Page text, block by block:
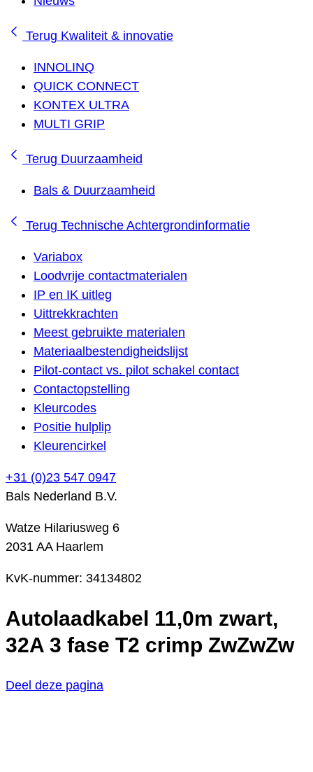
Terug Kwaliteit & innovatie
INNOLINQ
QUICK CONNECT
KONTEX ULTRA
MULTI GRIP
Terug Duurzaamheid
Bals & Duurzaamheid
Terug Technische Achtergrondinformatie
Variabox
Loodvrije contactmaterialen
IP en IK uitleg
Uittrekkrachten
Meest gebruikte materialen
Materiaalbestendigheidslijst
Pilot-contact vs. pilot schakel contact
Contactopstelling
Kleurcodes
Positie hulplip
Kleurencirkel
+31 (0)23 547 0947
Bals Nederland B.V.
Watze Hilariusweg 6
2031 AA Haarlem
KvK-nummer: 34134802
Autolaadkabel 11,0m zwart,
32A 3 fase T2 crimp ZwZwZw
Deel deze pagina